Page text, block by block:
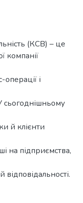
(КСВ) – це
компанії
операції і
сьогоднішньому
й клієнти
на підприємства,
відповідальності.